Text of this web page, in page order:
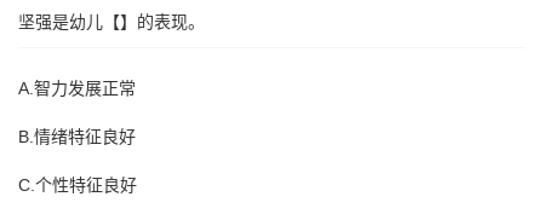
坚强是幼儿【】的表现。
A.智力发展正常
B.情绪特征良好
C.个性特征良好